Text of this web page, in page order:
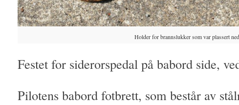
Holder for brannslukker som var plassert
Festet for siderorspedal på babord side,
Pilotens babord fotbrett, som består av